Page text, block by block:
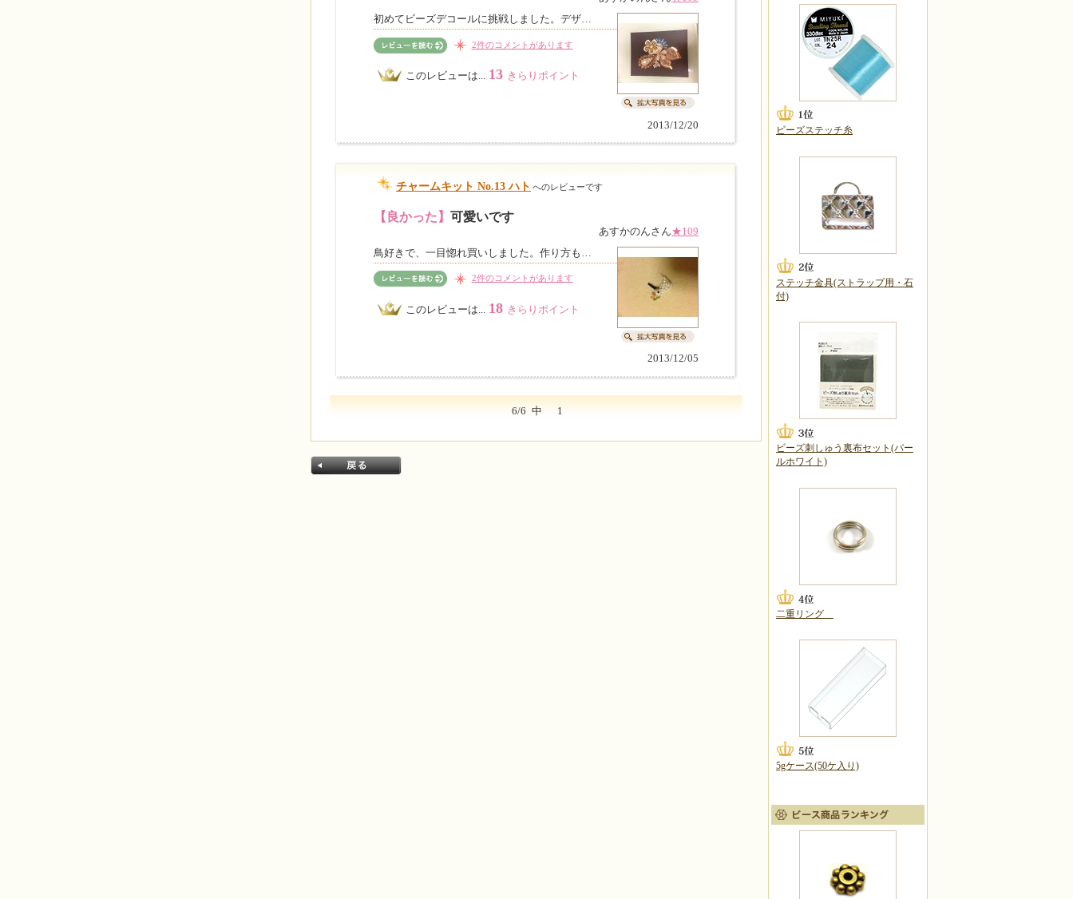
初めてビーズデコールに挑戦しました。デザ…
2件のコメントがあります
このレビューは... 13 きらりポイント
2013/12/20
チャームキット No.13 ハト へのレビューです
【良かった】 可愛いです
あすかのんさん★109
鳥好きで、一目惚れ買いしました。作り方も…
2件のコメントがあります
このレビューは... 18 きらりポイント
2013/12/05
6/6 中 1
ビーズステッチ糸
ステッチ金具(ストラップ用・石
付)
ビーズ刺しゅう裏布セット(パー
ルホワイト)
二重リング
5gケース(50ケ入り)